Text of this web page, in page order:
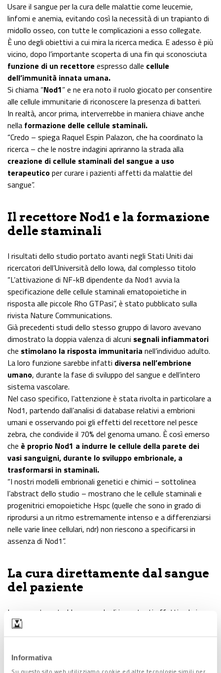
Informativa
Usare il sangue per la cura delle malattie come leucemie,
linfomi e anemia, evitando così la necessità di un trapianto di
midollo osseo, con tutte le complicazioni a esso collegate.
È uno degli obiettivi a cui mira la ricerca medica. E adesso è più
vicino, dopo l’importante scoperta di una fin qui sconosciuta
funzione di un recettore espresso dalle cellule
dell’immunità innata umana.
Si chiama “Nod1” e ne era noto il ruolo giocato per consentire
alle cellule immunitarie di riconoscere la presenza di batteri.
In realtà, ancor prima, interverrebbe in maniera chiave anche
nella formazione delle cellule staminali.
“Credo – spiega Raquel Espin Palazon, che ha coordinato la
ricerca – che le nostre indagini apriranno la strada alla
creazione di cellule staminali del sangue a uso
terapeuticoper curare i pazienti affetti da malattie del
sangue”.
Il recettore Nod1 e la formazione
delle staminali
I risultati dello studio portato avanti negli Stati Uniti dai
ricercatori dell’Università dello Iowa, dal complesso titolo
“L’attivazione di NF-kB dipendente da Nod1 avvia la
specificazione delle cellule staminali ematopoietiche in
risposta alle piccole Rho GTPasi”, è stato pubblicato sulla
rivista Nature Communications.
Già precedenti studi dello stesso gruppo di lavoro avevano
dimostrato la doppia valenza di alcuni segnali infiammatori
che stimolano la risposta immunitaria nell’individuo adulto.
La loro funzione sarebbe infatti diversa nell’embrione
umano, durante la fase di sviluppo del sangue e dell’intero
sistema vascolare.
Nel caso specifico, l’attenzione è stata rivolta in particolare a
Nod1, partendo dall’analisi di database relativi a embrioni
umani e osservando poi gli effetti del recettore nel pesce
zebra, che condivide il 70% del genoma umano. È così emerso
che è proprio Nod1 a indurre le cellule della parete dei
vasi sanguigni, durante lo sviluppo embrionale, a
trasformarsi in staminali.
“I nostri modelli embrionali genetici e chimici – sottolinea
l’abstract dello studio – mostrano che le cellule staminali e
progenitrici emopoietiche Hspc (quelle che sono in grado di
riprodursi a un ritmo estremamente intenso e a differenziarsi
nelle varie linee cellulari, ndr) non riescono a specificarsi in
assenza di Nod1”.
La cura direttamente dal sangue
del paziente
La scoperta potrebbe avere degli importanti effetti sul piano
pratico.
È stato infatti dimostrato che,inattivando Nod1 nelle
ottenute in laboratorio